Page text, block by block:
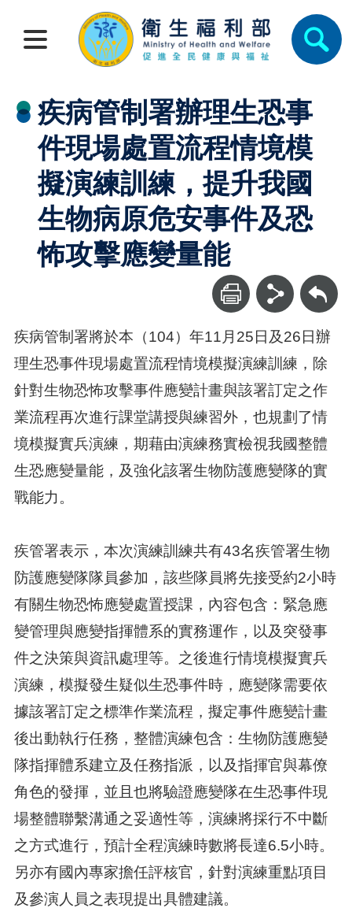
疾病管制署辦理生恐事
件現場處置流程情境模
擬演練訓練，提升我國
生物病原危安事件及恐
怖攻擊應變量能
回上一頁
疾病管制署將於本（104）年11月25日及26日辦
理生恐事件現場處置流程情境模擬演練訓練，除
針對生物恐怖攻擊事件應變計畫與該署訂定之作
業流程再次進行課堂講授與練習外，也規劃了情
境模擬實兵演練，期藉由演練務實檢視我國整體
生恐應變量能，及強化該署生物防護應變隊的實
戰能力。
疾管署表示，本次演練訓練共有43名疾管署生物
防護應變隊隊員參加，該些隊員將先接受約2小時
有關生物恐怖應變處置授課，內容包含：緊急應
變管理與應變指揮體系的實務運作，以及突發事
件之決策與資訊處理等。之後進行情境模擬實兵
演練，模擬發生疑似生恐事件時，應變隊需要依
據該署訂定之標準作業流程，擬定事件應變計畫
後出動執行任務，整體演練包含：生物防護應變
隊指揮體系建立及任務指派，以及指揮官與幕僚
角色的發揮，並且也將驗證應變隊在生恐事件現
場整體聯繫溝通之妥適性等，演練將採行不中斷
之方式進行，預計全程演練時數將長達6.5小時。
另亦有國內專家擔任評核官，針對演練重點項目
及參演人員之表現提出具體建議。